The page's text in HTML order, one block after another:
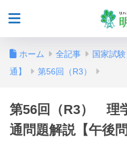
ホーム 全記事 国家試験
通】
第56回（R3）
第56回（R3） 理
通問題解説【午後